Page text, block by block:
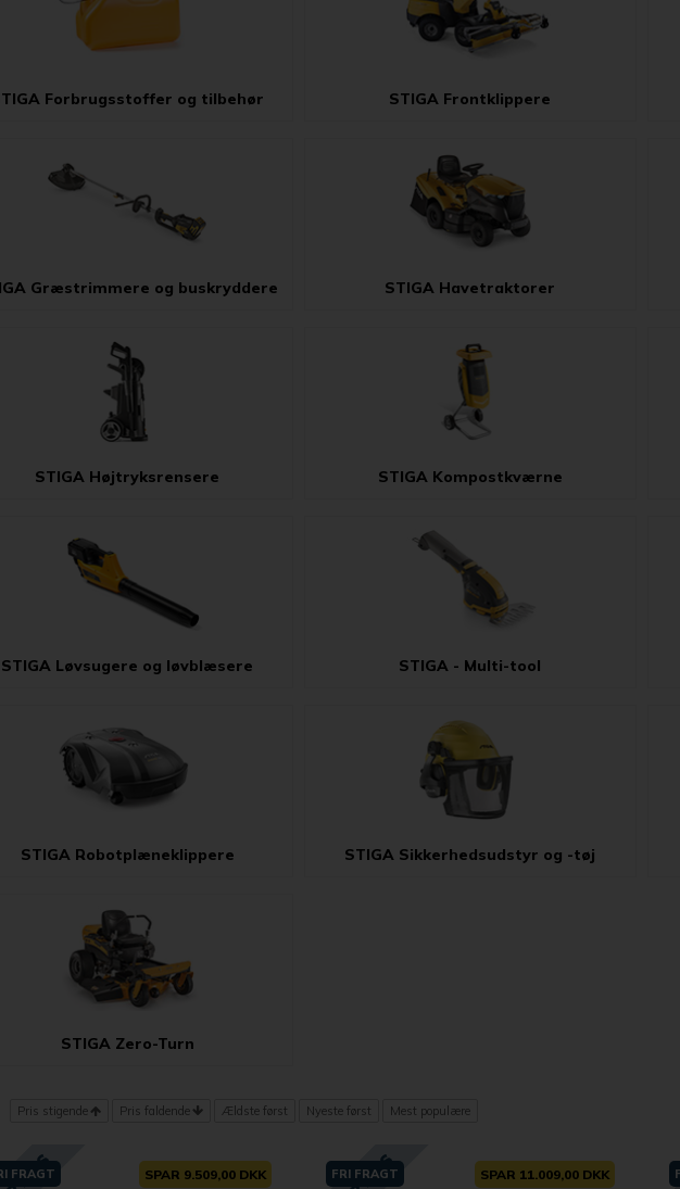
Forbrugsstoffer og tilbehør STIGA Frontklippere
Græstrimmere og buskryddere STIGA Havetraktorer
STIGA Højtryksrensere STIGA Kompostkværne
STIGA Løvsugere og løvblæsere STIGA - Multi-tool
STIGA Robotplæneklippere STIGA Sikkerhedsudstyr og -tøj
STIGA Zero-Turn
Pris stigende Pris faldende Ældste først Nyeste først Mest populære
FRAGT SPAR 9.509,00 DKK FRI FRAGT SPAR 11.009,00 DKK